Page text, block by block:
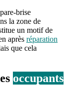
brise
la zone de
un motif de
après réparation
que cela
occupants